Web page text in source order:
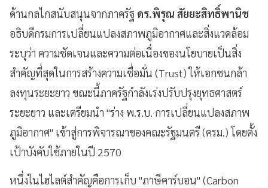
ด้านกลไกสนับสนุนจากภาครัฐ ดร.พิรุณ สัยยะสิทธิ์พานิช
อธิบดีกรมการเปลี่ยนแปลงสภาพภูมิอากาศและสิ่งแวดล้อม
ระบุว่า ความชัดเจนและความต่อเนื่องของนโยบายเป็นสิ่ง
สำคัญที่สุดในการสร้างความเชื่อมั่น (Trust) ให้เอกชนกล้า
ลงทุนระยะยาว ขณะนี้ภาครัฐกำลังเร่งปรับปรุงยุทธศาสตร์
ระยะยาว และเตรียมนำ "ร่าง พ.ร.บ. การเปลี่ยนแปลงสภาพ
ภูมิอากาศ" เข้าสู่การพิจารณาของคณะรัฐมนตรี (ครม.) โดยตั้ง
เป้าบังคับใช้ภายในปี 2570
หนึ่งในไฮไลต์สำคัญคือการเก็บ "ภาษีคาร์บอน" (Carbon